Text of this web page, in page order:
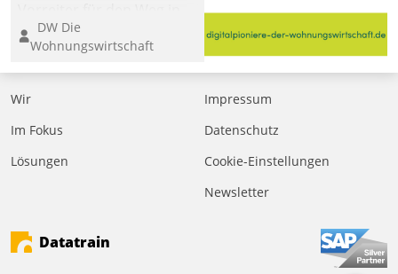
eine digitale Zukunft zu
finden, ist das Ziel des
Awards „Digitalpioniere
der
Bewerben können sich
dafür ein Team
DW Die
Wohnungswirtschaft
Wir
Im Fokus
Lösungen
Impressum
Datenschutz
Cookie-Einstellungen
Newsletter
Datatrain